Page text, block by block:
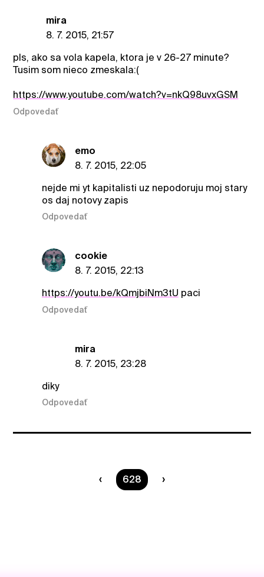
mira
8. 7. 2015, 21:57
pls, ako sa vola kapela, ktora je v 26-27 minute?
Tusim som nieco zmeskala:(
https://www.youtube.com/watch?v=nkQ98uvxGSM
Odpovedať
emo
8. 7. 2015, 22:05
nejde mi yt kapitalisti uz nepodoruju moj stary
os daj notovy zapis
Odpovedať
cookie
8. 7. 2015, 22:13
https://youtu.be/kQmjbiNm3tU paci
Odpovedať
mira
8. 7. 2015, 23:28
diky
Odpovedať
Ste na strane
628